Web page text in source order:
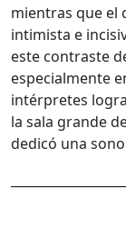
mientras que el
intimista e
este contraste
especialmente
intérpretes
la sala grande
dedicó una